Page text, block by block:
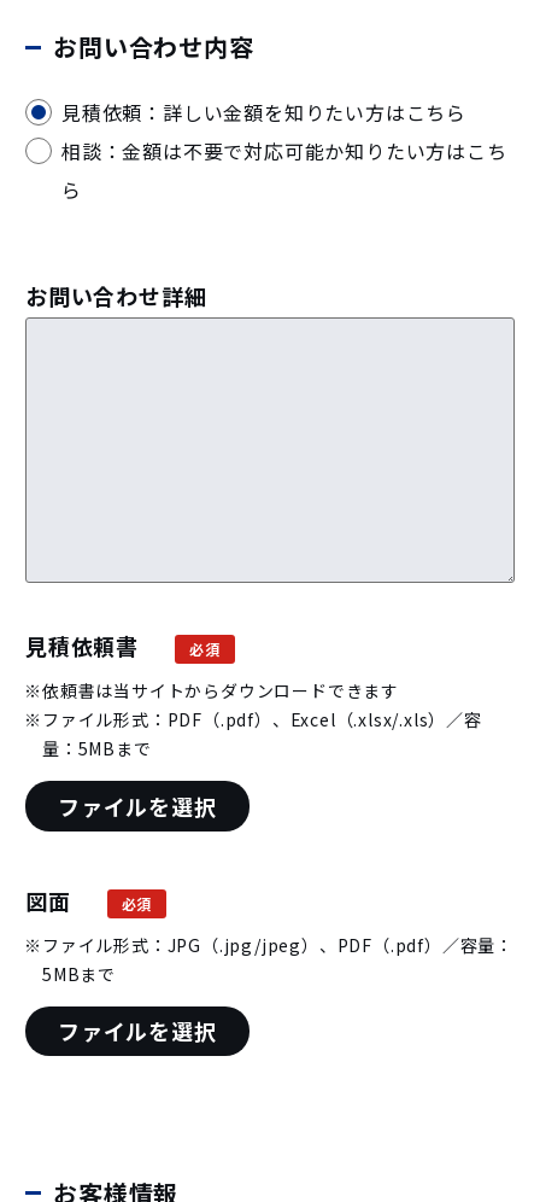
お問い合わせ内容
見積依頼：詳しい金額を知りたい方はこちら
相談：金額は不要で対応可能か知りたい方はこち
ら
お問い合わせ詳細
見積依頼書
依頼書は当サイトからダウンロードできます
ファイル形式：PDF（.pdf）、Excel（.xlsx/.xls）／容
量：5MBまで
ファイルを選択
図面
ファイル形式：JPG（.jpg/jpeg）、PDF（.pdf）／容量：
5MBまで
ファイルを選択
お客様情報